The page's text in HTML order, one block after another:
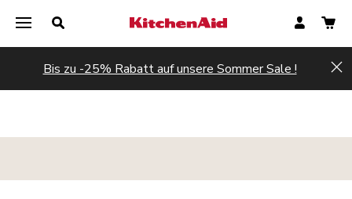
Bis zu -25% Rabatt auf unsere Sommer Sale !